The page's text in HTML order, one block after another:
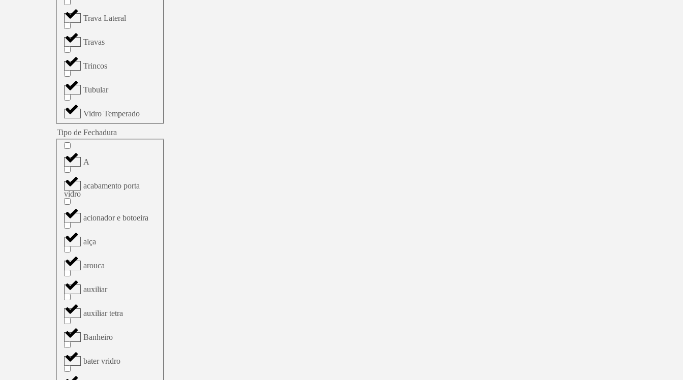
Trava Lateral
Travas
Trincos
Tubular
Vidro Temperado
Tipo de Fechadura
A
acabamento porta
vidro
acionador e botoeira
alça
arouca
auxiliar
auxiliar tetra
Banheiro
bater vridro